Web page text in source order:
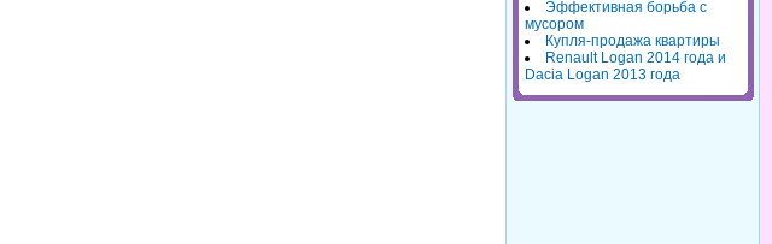
Эффективная борьба с
мусором
Купля-продажа квартиры
Renault Logan 2014 года и
Dacia Logan 2013 года